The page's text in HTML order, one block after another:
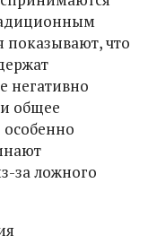
показывают, что
негативно
общее
за ложного